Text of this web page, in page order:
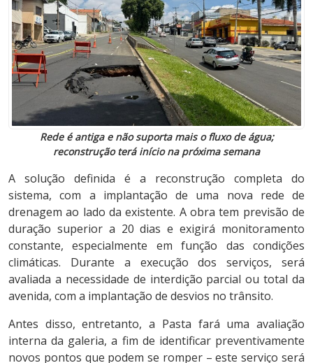
Rede é antiga e não suporta mais o fluxo de água;
reconstrução terá início na próxima semana
A solução definida é a reconstrução completa do
sistema, com a implantação de uma nova rede de
drenagem ao lado da existente. A obra tem previsão de
duração superior a 20 dias e exigirá monitoramento
constante, especialmente em função das condições
climáticas. Durante a execução dos serviços, será
avaliada a necessidade de interdição parcial ou total da
avenida, com a implantação de desvios no trânsito.
Antes disso, entretanto, a Pasta fará uma avaliação
interna da galeria, a fim de identificar preventivamente
novos pontos que podem se romper – este serviço será